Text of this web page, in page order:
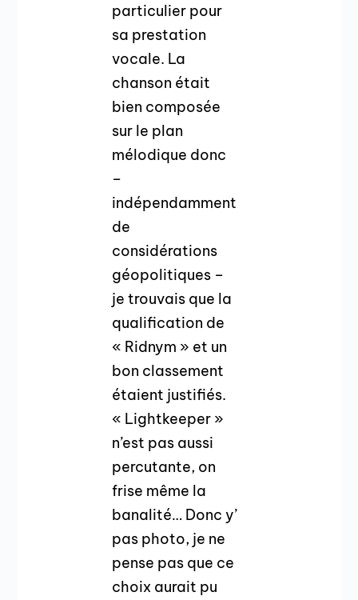
particulier pour
sa prestation
vocale. La
chanson était
bien composée
sur le plan
mélodique donc
–
indépendamment
de
considérations
géopolitiques –
je trouvais que la
qualification de
« Ridnym » et un
bon classement
étaient justifiés.
« Lightkeeper »
n’est pas aussi
percutante, on
frise même la
banalité… Donc y’
pas photo, je ne
pense pas que ce
choix aurait pu